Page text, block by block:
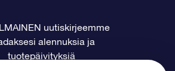
Tähtisivu
uutiskirjeemme
alennuksia ja
tuotepäivityksiä